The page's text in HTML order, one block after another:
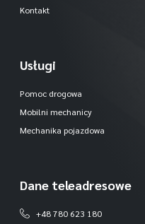
Kontakt
Usługi
Pomoc drogowa
Mobilni mechanicy
Mechanika pojazdowa
Dane teleadresowe
+48 780 623 180